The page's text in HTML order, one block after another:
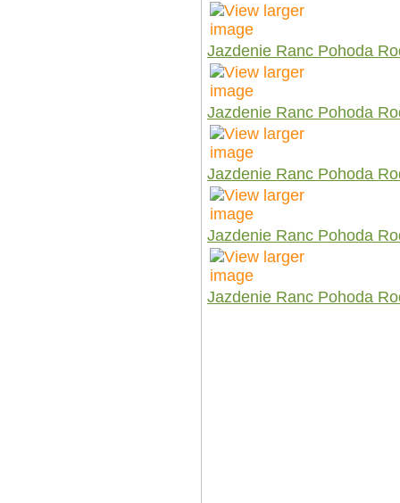
Jazdenie Ranc Pohoda
Jazdenie Ranc Pohoda
Jazdenie Ranc Pohoda
Jazdenie Ranc Pohoda
Jazdenie Ranc Pohoda